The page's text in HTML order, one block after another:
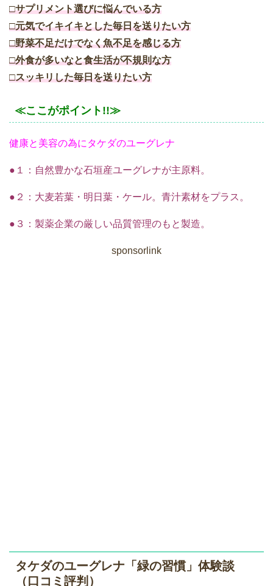
□サプリメント選びに悩んでいる方
□元気でイキイキとした毎日を送りたい方
□野菜不足だけでなく魚不足を感じる方
□外食が多いなと食生活が不規則な方
□スッキリした毎日を送りたい方
≪ここがポイント!!≫
健康と美容の為にタケダのユーグレナ
●１：自然豊かな石垣産ユーグレナが主原料。
●２：大麦若葉・明日葉・ケール。青汁素材をプラス。
●３：製薬企業の厳しい品質管理のもと製造。
sponsorlink
タケダのユーグレナ「緑の習慣」体験談
（口コミ評判）